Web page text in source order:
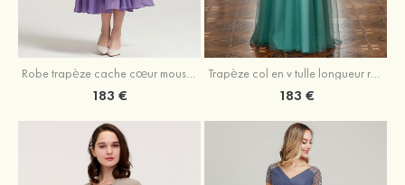
Robe trapèze cache cœur mousseline longueur mollet robe de mère de la mariée avec plissé veste
183 €
Trapèze col en v tulle longueur ras du sol robe de mère de la mariée avec perles paillettes
183 €